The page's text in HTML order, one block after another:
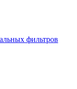
фильтров